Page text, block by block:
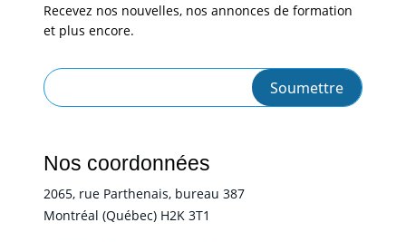
Recevez nos nouvelles, nos annonces de formation
et plus encore.
Nos coordonnées
2065, rue Parthenais, bureau 387
Montréal (Québec) H2K 3T1